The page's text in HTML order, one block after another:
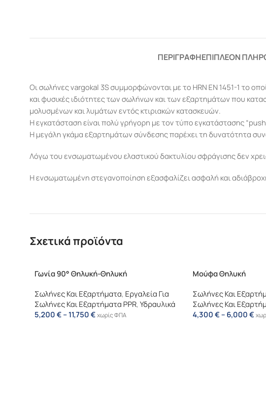
ΠΕΡΙΓΡΑΦΉΕΠΙΠΛΈΟΝ
Οι σωλήνες vargokal 3S συμμορφώνονται με το HRN EN 1451-1 το
και φυσικές ιδιότητες των σωλήνων και των εξαρτημάτων που
μολυσμένων και λυμάτων εντός κτιριακών κατασκευών.
Η εγκατάσταση είναι πολύ γρήγορη με τον τύπο εγκατάστασης
Η μεγάλη γκάμα εξαρτημάτων σύνδεσης παρέχει τη δυνατότητα
Λόγω του ενσωματωμένου ελαστικού δακτυλίου σφράγισης δεν
Η ενσωματωμένη στεγανοποίηση εξασφαλίζει ασφαλή και
Σχετικά προϊόντα
Γωνία 90° Θηλυκή-Θηλυκή
Σωλήνες Και Εξαρτήματα, Εργαλεία Για
Σωλήνες Και Εξαρτήματα PPR,Υδραυλικά
5,200€–11,750€χωρίς ΦΠΑ
Μούφα Θηλυκή
Σωλήνες Και
Σωλήνες Και
4,300€–6,000€